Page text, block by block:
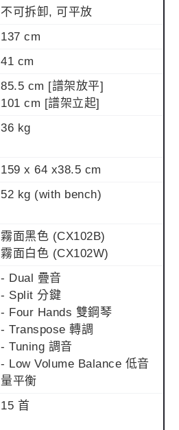
不可拆卸, 可平放
137 cm
41 cm
85.5 cm [譜架放平]
101 cm [譜架立起]
36 kg
159 x 64 x38.5 cm
52 kg (with bench)
霧面黑色 (CX102B)
霧面白色 (CX102W)
- Dual 疊音
- Split 分鍵
- Four Hands 雙鋼琴
- Transpose 轉調
- Tuning 調音
- Low Volume Balance 低音
量平衡
15 首